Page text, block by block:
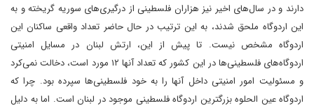
دارند و در سال‌های اخیر نیز هزاران فلسطینی از درگیری‌های سوریه گریخته و به
این اردوگاه ملحق شدند، به این ترتیب در حال حاضر تعداد واقعی ساکنان این
اردوگاه مشخص نیست. تا پیش از این، ارتش لبنان در مسایل امنیتی
اردوگاه‌های فلسطینی‌ها در این کشور که تعداد آنها ۱۲ مورد است، دخالت نمی‌کرد
و مسئولیت‌ امور امنیتی داخل آنها را به خود فلسطینی‌ها سپرده بود. چرا که
اردوگاه عین الحلوه بزرگترین اردوگاه فلسطینی موجود در لبنان است. اما به دلیل